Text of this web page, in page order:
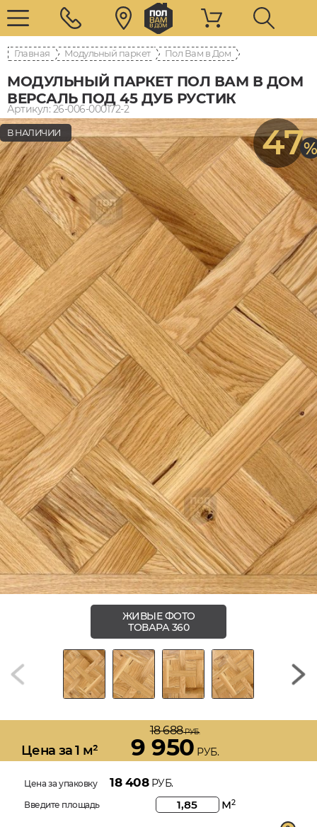
Главная Модульный паркет Пол Вам в Дом
МОДУЛЬНЫЙ ПАРКЕТ ПОЛ ВАМ В ДОМ
ВЕРСАЛЬ ПОД 45 ДУБ РУСТИК
Артикул: 26-006-000172-2
47%
В НАЛИЧИИ
ЖИВЫЕ ФОТО
ТОВАРА 360
Цена за 1 м²
18 688РУБ.
9 950 РУБ.
Цена за упаковку 18 408РУБ.
Введите площадь м2